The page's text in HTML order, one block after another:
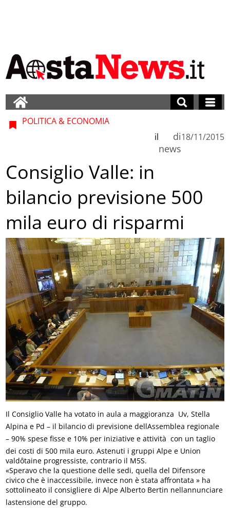
POLITICA & ECONOMIA
di
news
il 18/11/2015
Consiglio Valle: in
bilancio previsione 500
mila euro di risparmi
Il Consiglio Valle ha votato in aula a maggioranza  Uv, Stella
Alpina e Pd – il bilancio di previsione dellAssemblea regionale
– 90% spese fisse e 10% per iniziative e attività  con un taglio
dei costi di 500 mila euro. Astenuti i gruppi Alpe e Union
valdôtaine progressiste, contrario il M5S.
«Speravo che la questione delle sedi, quella del Difensore
civico che è inaccessibile, invece non è stata affrontata » ha
sottolineato il consigliere di Alpe Alberto Bertin nellannunciare
lastensione del gruppo.